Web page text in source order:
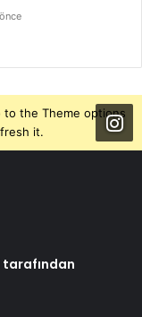
to the Theme options
it.
tarafından